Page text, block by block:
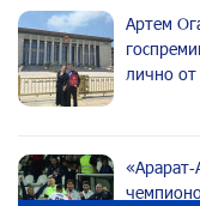
Артем
лично